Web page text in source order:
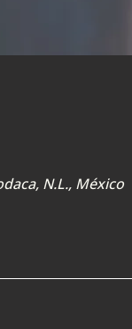
N.L., México